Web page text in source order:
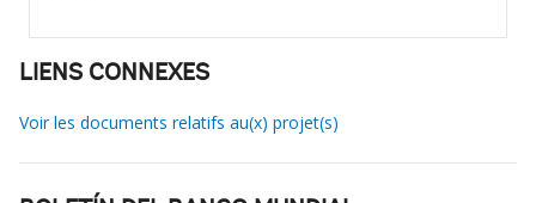
LIENS CONNEXES
Voir les documents relatifs au(x) projet(s)